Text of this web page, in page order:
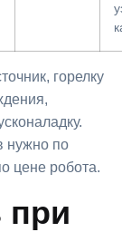
горелку
нужно по
цене робота.
при